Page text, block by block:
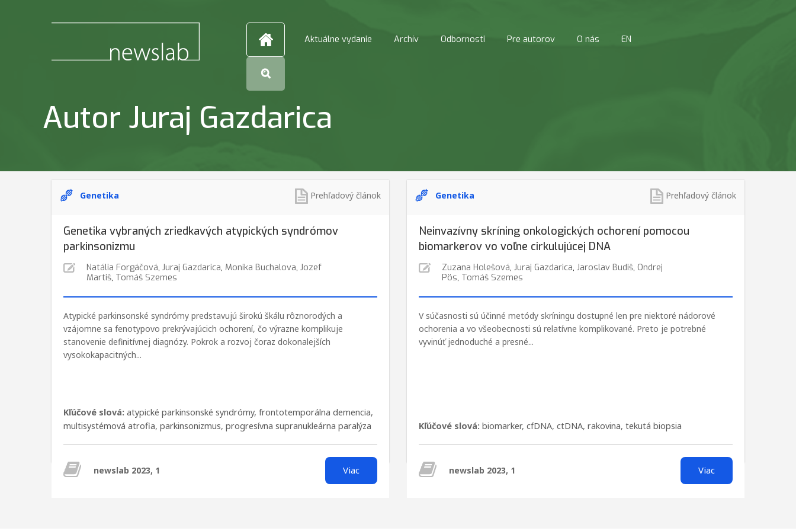
Aktuálne vydanie Archív Odbornosti Pre autorov O nás EN
Autor Juraj Gazdarica
Genetika Prehľadový článok
Genetika vybraných zriedkavých atypických syndrómov
parkinsonizmu
Natália Forgáčová, Juraj Gazdarica, Monika Buchalova, Jozef
Martiš, Tomáš Szemes
Atypické parkinsonské syndrómy predstavujú širokú škálu rôznorodých a
vzájomne sa fenotypovo prekrývajúcich ochorení, čo výrazne komplikuje
stanovenie definitívnej diagnózy. Pokrok a rozvoj čoraz dokonalejších
vysokokapacitných...
Kľúčové slová: atypické parkinsonské syndrómy,frontotemporálna demencia,
multisystémová atrofia,parkinsonizmus,progresívna supranukleárna paralýza
newslab 2023, 1 Viac
Genetika Prehľadový článok
Neinvazívny skríning onkologických ochorení pomocou
biomarkerov vo voľne cirkulujúcej DNA
Zuzana Holešová, Juraj Gazdarica, Jaroslav Budiš, Ondrej
Pös, Tomáš Szemes
V súčasnosti sú účinné metódy skríningu dostupné len pre niektoré nádorové
ochorenia a vo všeobecnosti sú relatívne komplikované. Preto je potrebné
vyvinúť jednoduché a presné...
Kľúčové slová: biomarker,cfDNA,ctDNA,rakovina,tekutá biopsia
newslab 2023, 1 Viac